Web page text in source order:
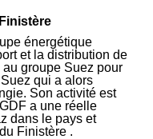
énergétique
et la distribution de
groupe Suez pour
qui a alors
Son activité est
a une réelle
dans le pays et
Finistère .